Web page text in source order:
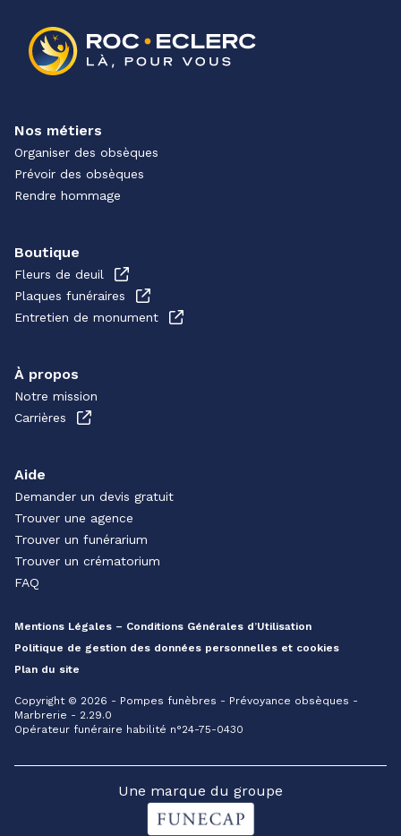
Nos métiers
Organiser des obsèques
Prévoir des obsèques
Rendre hommage
Boutique
Fleurs de deuil
Plaques funéraires
Entretien de monument
À propos
Notre mission
Carrières
Aide
Demander un devis gratuit
Trouver une agence
Trouver un funérarium
Trouver un crématorium
FAQ
Mentions Légales – Conditions Générales d’Utilisation
Politique de gestion des données personnelles et cookies
Plan du site
Copyright © 2026 - Pompes funèbres - Prévoyance obsèques -
Marbrerie - 2.29.0
Opérateur funéraire habilité n°24-75-0430
Une marque du groupe